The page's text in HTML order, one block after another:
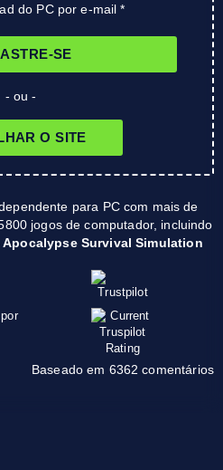
do PC por e-mail *
SE
- ou -
O SITE
para PC com mais de
jogos de computador, incluindo
Survival Simulation
Baseado em 6362 comentários